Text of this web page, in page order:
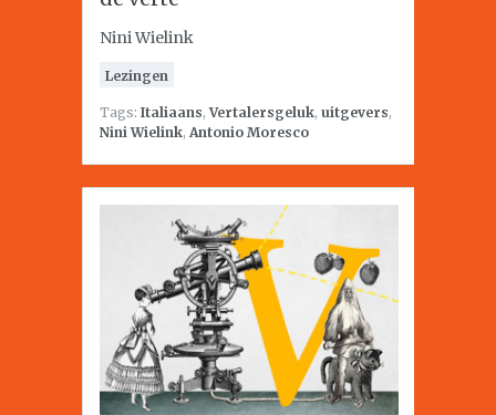
Nini Wielink
Lezingen
Tags: Italiaans,Vertalersgeluk, uitgevers,
Nini Wielink, Antonio Moresco